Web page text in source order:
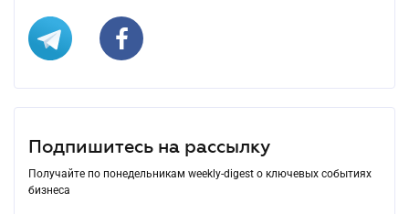
Подпишитесь на рассылку
Получайте по понедельникам weekly-digest о ключевых событиях
бизнеса